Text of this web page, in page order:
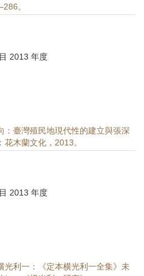
。
2013 年度
：臺灣殖民地現代性的建立與張深
木蘭文化，2013。
2013 年度
光利一：《定本横光利一全集》未